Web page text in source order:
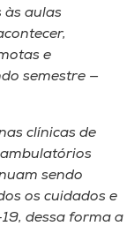
às aulas
e
semestre —
clínicas de
sendo
os cuidados e
dessa forma a